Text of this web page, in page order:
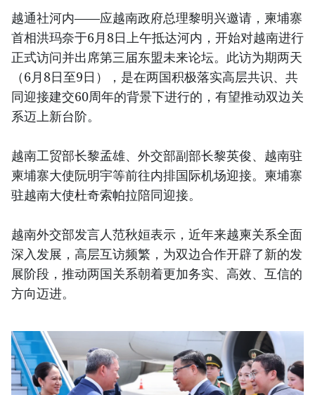
越通社河内——应越南政府总理黎明兴邀请，柬埔寨
首相洪玛奈于6月8日上午抵达河内，开始对越南进行
正式访问并出席第三届东盟未来论坛。此访为期两天
（6月8日至9日），是在两国积极落实高层共识、共
同迎接建交60周年的背景下进行的，有望推动双边关
系迈上新台阶。
越南工贸部长黎孟雄、外交部副部长黎英俊、越南驻
柬埔寨大使阮明宇等前往内排国际机场迎接。柬埔寨
驻越南大使杜奇索帕拉陪同迎接。
越南外交部发言人范秋姮表示，近年来越柬关系全面
深入发展，高层互访频繁，为双边合作开辟了新的发
展阶段，推动两国关系朝着更加务实、高效、互信的
方向迈进。